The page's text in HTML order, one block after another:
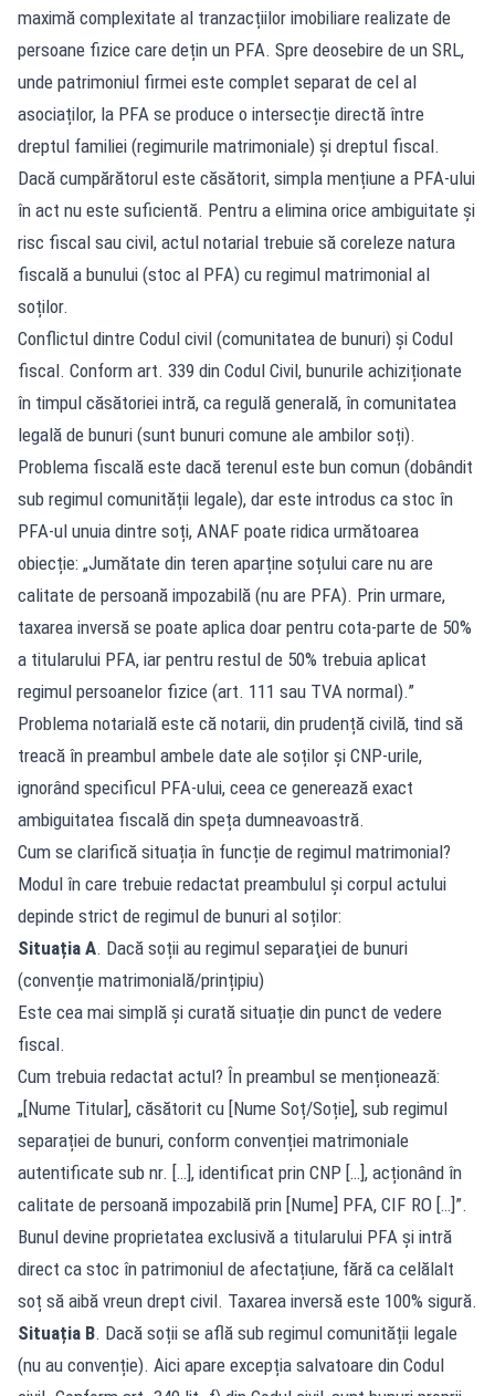
maximă complexitate al tranzacțiilor imobiliare realizate de
persoane fizice care dețin un PFA. Spre deosebire de un SRL,
unde patrimoniul firmei este complet separat de cel al
asociaților, la PFA se produce o intersecție directă între
dreptul familiei (regimurile matrimoniale) și dreptul fiscal.
Dacă cumpărătorul este căsătorit, simpla mențiune a PFA-ului
în act nu este suficientă. Pentru a elimina orice ambiguitate și
risc fiscal sau civil, actul notarial trebuie să coreleze natura
fiscală a bunului (stoc al PFA) cu regimul matrimonial al
soților.
Conflictul dintre Codul civil (comunitatea de bunuri) și Codul
fiscal. Conform art. 339 din Codul Civil, bunurile achiziționate
în timpul căsătoriei intră, ca regulă generală, în comunitatea
legală de bunuri (sunt bunuri comune ale ambilor soți).
Problema fiscală este dacă terenul este bun comun (dobândit
sub regimul comunității legale), dar este introdus ca stoc în
PFA-ul unuia dintre soți, ANAF poate ridica următoarea
obiecție: „Jumătate din teren aparține soțului care nu are
calitate de persoană impozabilă (nu are PFA). Prin urmare,
taxarea inversă se poate aplica doar pentru cota-parte de 50%
a titularului PFA, iar pentru restul de 50% trebuia aplicat
regimul persoanelor fizice (art. 111 sau TVA normal).”
Problema notarială este că notarii, din prudență civilă, tind să
treacă în preambul ambele date ale soților și CNP-urile,
ignorând specificul PFA-ului, ceea ce generează exact
ambiguitatea fiscală din speța dumneavoastră.
Cum se clarifică situația în funcție de regimul matrimonial?
Modul în care trebuie redactat preambulul și corpul actului
depinde strict de regimul de bunuri al soților:
Situația A. Dacă soții au regimul separaţiei de bunuri
(convenție matrimonială/prințipiu)
Este cea mai simplă și curată situație din punct de vedere
fiscal.
Cum trebuia redactat actul? În preambul se menționează:
„[Nume Titular], căsătorit cu [Nume Soț/Soție], sub regimul
separației de bunuri, conform convenției matrimoniale
autentificate sub nr. […], identificat prin CNP […], acționând în
calitate de persoană impozabilă prin [Nume] PFA, CIF RO […]”.
Bunul devine proprietatea exclusivă a titularului PFA și intră
direct ca stoc în patrimoniul de afectațiune, fără ca celălalt
soț să aibă vreun drept civil. Taxarea inversă este 100% sigură.
Situația B. Dacă soții se află sub regimul comunității legale
(nu au convenție). Aici apare excepția salvatoare din Codul